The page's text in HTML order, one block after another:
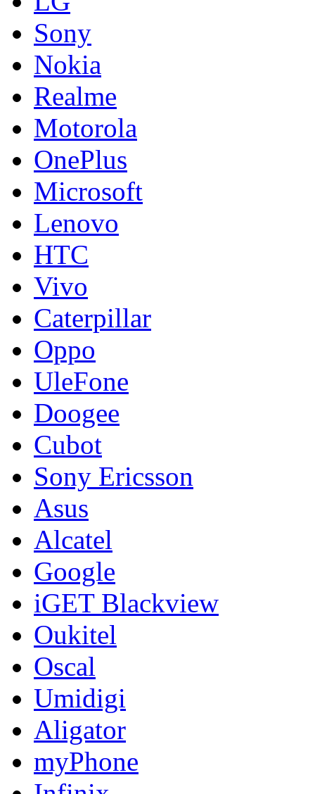
Sony
Nokia
Realme
Motorola
OnePlus
Microsoft
Lenovo
HTC
Vivo
Caterpillar
Oppo
UleFone
Doogee
Cubot
Sony Ericsson
Asus
Alcatel
Google
iGET Blackview
Oukitel
Oscal
Umidigi
Aligator
myPhone